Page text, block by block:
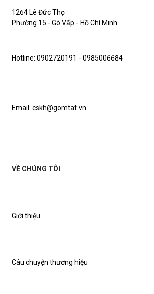
1264 Lê Đức Thọ
Phường 15 - Gò Vấp - Hồ Chí Minh
Hotline: 0902720191 - 0985006684
Email: cskh@gomtat.vn
VỀ CHÚNG TÔI
Giới thiệu
Câu chuyện thương hiệu